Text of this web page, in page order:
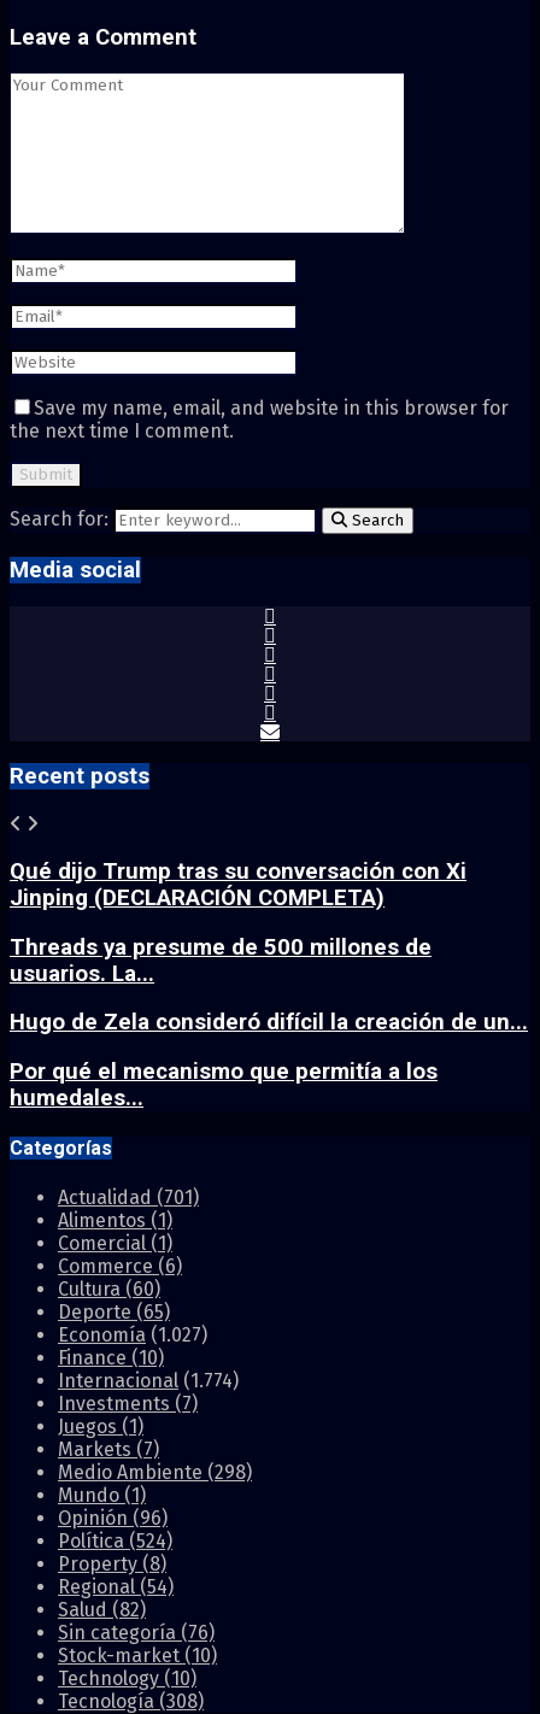
Leave a Comment
Save my name, email, and website in this browser for
the next time I comment.
Search for: Search
Media social
Recent posts
Qué dijo Trump tras su conversación con Xi
Jinping (DECLARACIÓN COMPLETA)
Threads ya presume de 500 millones de
usuarios. La...
Hugo de Zela consideró difícil la creación de un...
Por qué el mecanismo que permitía a los
humedales...
Categorías
Actualidad (701)
Alimentos (1)
Comercial (1)
Commerce (6)
Cultura (60)
Deporte (65)
Economía (1.027)
Finance (10)
Internacional (1.774)
Investments (7)
Juegos (1)
Markets (7)
Medio Ambiente (298)
Mundo (1)
Opinión (96)
Política (524)
Property (8)
Regional (54)
Salud (82)
Sin categoría (76)
Stock-market (10)
Technology (10)
Tecnología (308)